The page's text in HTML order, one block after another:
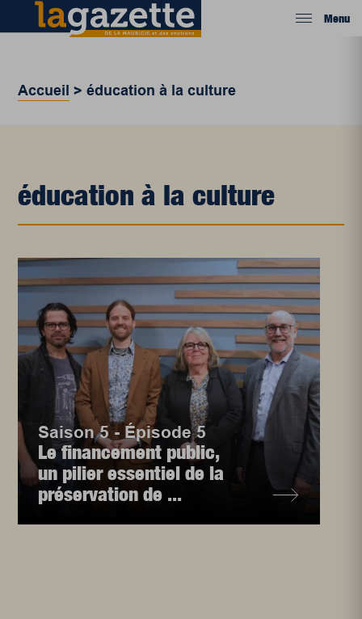
Menu
Accueil >éducation à la culture
éducation à la culture
Saison 5 - Épisode 5
Le financement public,
un pilier essentiel de la
préservation de ...